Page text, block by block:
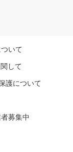
いて
して
護について
募集中